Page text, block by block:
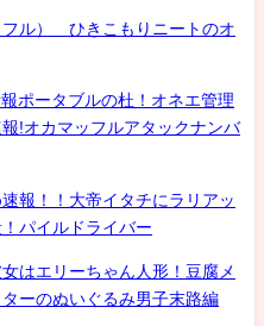
フル） ひきこもりニートのオ
ポータブルの杜！オネエ管理
!オカマッフルアタックナンバ
報！！大帝イタチにラリアッ
パイルドライバー
はエリーちゃん人形！豆腐メ
ーのぬいぐるみ男子末路編